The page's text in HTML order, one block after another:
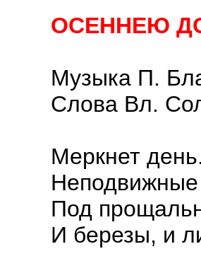
ОСЕННЕЮ
Музыка П.
Слова Вл.
Меркнет
Неподвижные
Под
И березы, и